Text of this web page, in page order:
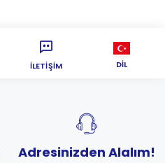
İLETIŞIM DIL
Adresinizden Alalım!